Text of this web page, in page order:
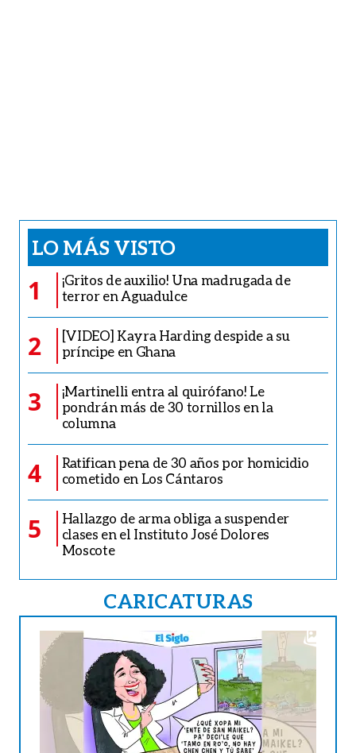
LO MÁS VISTO
1
¡Gritos de auxilio! Una madrugada de
terror en Aguadulce
2
[VIDEO] Kayra Harding despide a su
príncipe en Ghana
3
¡Martinelli entra al quirófano! Le
pondrán más de 30 tornillos en la
columna
4
Ratifican pena de 30 años por homicidio
cometido en Los Cántaros
5
Hallazgo de arma obliga a suspender
clases en el Instituto José Dolores
Moscote
CARICATURAS